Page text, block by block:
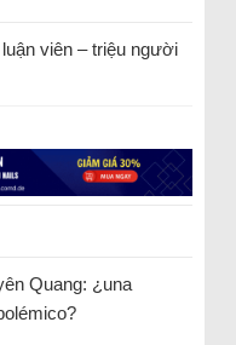
viên – triệu người
Quang: ¿una